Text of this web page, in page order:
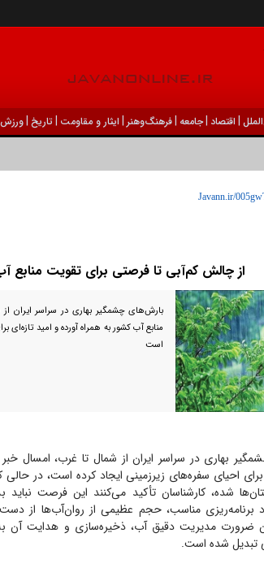
| اقتصاد |جامعه |فرهنگ‌و‌هنر | ایثار و مقاومت |تاریخ |ورزش
از چالش کم‌آبی تا فرصتی برای تقویت منابع
بارش‌های چشمگیر بهاری در سراسر ایران
منابع آب کشور به همراه آورده و امید تازه‌ای
است
بهاری در سراسر ایران از شمال تا غرب، امسال
برای احیای سفره‌های زیرزمینی ایجاد کرده است، در
شده، کارشناسان تأکید می‌کنند این فرصت نباید
مناسب، حجم عظیمی از روان‌آب‌ها از
ضرورت مدیریت دقیق آب، ذخیره‌سازی و هدایت آن
تبدیل شده است.